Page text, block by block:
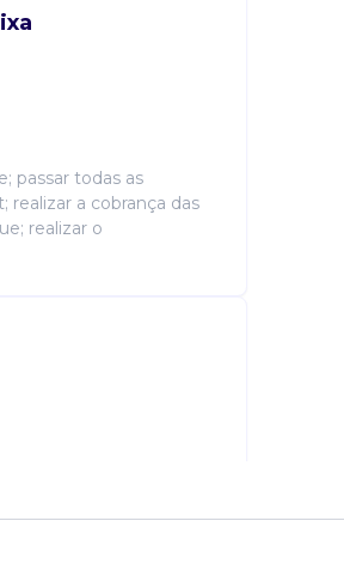
passar todas as
realizar a cobrança das
realizar o
no ato da compra. •